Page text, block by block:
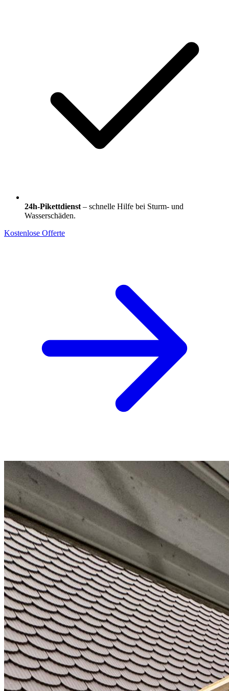
24h-Pikettdienst – schnelle Hilfe bei Sturm- und
Wasserschäden.
Kostenlose Offerte